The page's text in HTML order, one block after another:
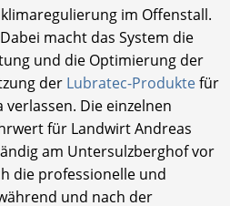
im Offenstall.
macht das System die
und die Optimierung der
der Lubratec-Produktefür
Die einzelnen
für Landwirt Andreas
am Untersulzberghof vor
die professionelle und
und nach der